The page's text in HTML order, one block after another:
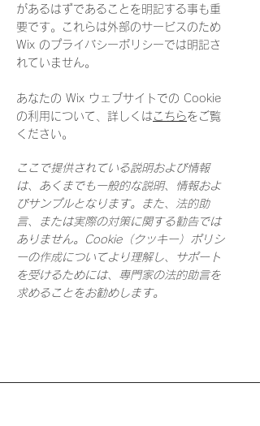
があるはずであることを明記する事も重
要です。これらは外部のサービスのため
Wix のプライバシーポリシーでは明記さ
れていません。
あなたの Wix ウェブサイトでの Cookie
の利用について、詳しくは こちらをご覧
ください。
ここで提供されている説明および情報
は、あくまでも一般的な説明、情報およ
びサンプルとなります。また、法的助
言、または実際の対策に関する勧告では
ありません。Cookie（クッキー）ポリシ
ーの作成についてより理解し、サポート
を受けるためには、専門家の法的助言を
求めることをお勧めします。